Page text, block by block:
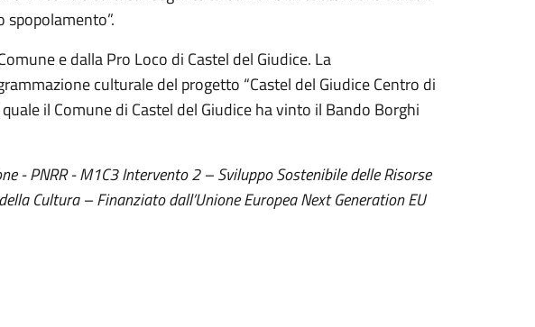
spopolamento”.
e dalla Pro Loco di Castel del Giudice. La
culturale del progetto “Castel del Giudice Centro di
il Comune di Castel del Giudice ha vinto il Bando Borghi
- PNRR - M1C3 Intervento 2 – Sviluppo Sostenibile delle Risorse
Cultura – Finanziato dall’Unione Europea Next Generation EU